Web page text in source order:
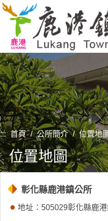
跳
內
容
區
塊
::: 首頁 / 公所簡介 / 位置地
位置地圖
彰化縣鹿港鎮公所
地址：505029彰化縣鹿